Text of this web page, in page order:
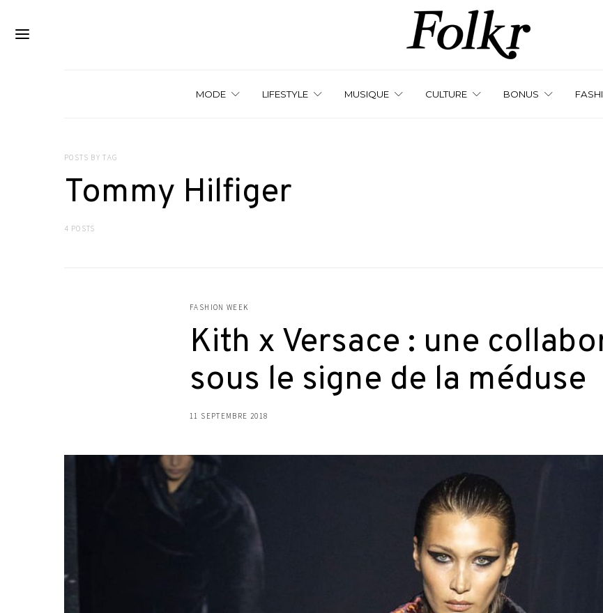
MODE LIFESTYLE MUSIQUE CULTURE BONUS
POSTS BY TAG
Tommy Hilfiger
4 POSTS
FASHION WEEK
Kith x Versace : une
sous le signe de la méduse
11 SEPTEMBRE 2018